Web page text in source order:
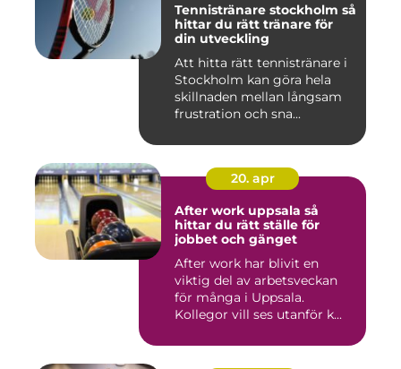
Tennistränare stockholm så
hittar du rätt tränare för
din utveckling
Att hitta rätt tennistränare i
Stockholm kan göra hela
skillnaden mellan långsam
frustration och sna...
20. apr
After work uppsala så
hittar du rätt ställe för
jobbet och gänget
After work har blivit en
viktig del av arbetsveckan
för många i Uppsala.
Kollegor vill ses utanför k...